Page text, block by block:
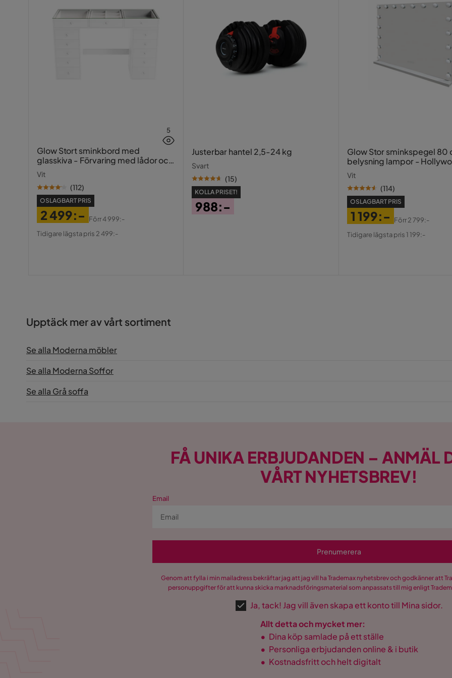
5
Glow Stort sminkbord med
glasskiva - Förvaring med lådor och
Vit
(112)
OSLAGBART PRIS
Pris
2 499:-
Original
Förr4 999:-
Tidigare lägsta pris 2 499:-
Justerbar hantel 2,5-24 kg
Svart
(15)
KOLLA PRISET!
988:-
Glow Stor sminkspegel 80
belysning lampor -
spegel med USB-charging
Vit
(114)
OSLAGBART PRIS
Pris
1 199:-
Original
Förr2 799:-
Tidigare lägsta pris 1 199:-
Upptäck mer av vårt sortiment
Se alla Moderna möbler
Se alla Moderna Soffor
Se alla Grå soffa
FÅ UNIKA ERBJUDANDEN – ANMÄL
VÅRT NYHETSBREV!
Email
Prenumerera
Genom att fylla i min mailadress bekräftar jag att jag vill ha Trademax nyhetsbrev och godkänner att
personuppgifter för att kunna skicka marknadsföringsmaterial som anpassats till mig enligt
Ja, tack! Jag vill även skapa ett konto till Mina sidor.
Allt detta och mycket mer:
• Dina köp samlade på ett ställe
• Personliga erbjudanden online & i butik
• Kostnadsfritt och helt digitalt